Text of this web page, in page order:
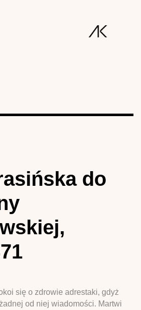
do
się o zdrowie adrestaki, gdyż
od niej wiadomości. Martwi